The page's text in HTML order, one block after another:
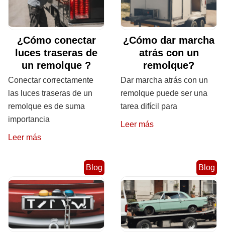
¿Cómo conectar
luces traseras de
un remolque ?
Conectar correctamente
las luces traseras de un
remolque es de suma
importancia
Leer más
¿Cómo dar marcha
atrás con un
remolque?
Dar marcha atrás con un
remolque puede ser una
tarea difícil para
Leer más
Blog Blog